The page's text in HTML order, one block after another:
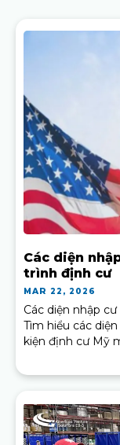
Các diện
trình định cư
MAR 22, 2026
Các diện nhập
Tìm hiểu các
kiện định cư Mỹ